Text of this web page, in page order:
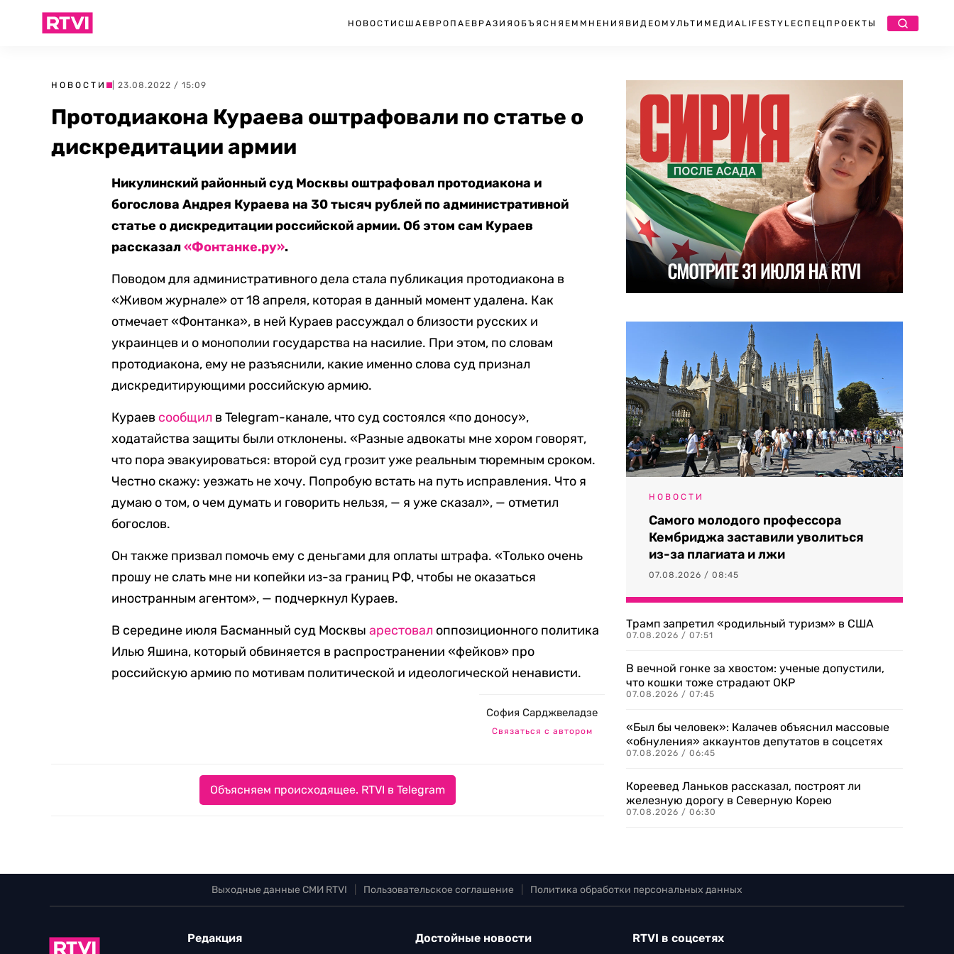
НОВОСТИ США ЕВРОПА ЕВРАЗИЯ ОБЪЯСНЯЕМ МНЕНИЯ ВИДЕО МУЛЬТИМЕДИА LIFESTYLEСПЕЦПРОЕКТЫ
НОВОСТИ | 23.08.2022 / 15:09
Протодиакона Кураева оштрафовали по статье о
дискредитации армии
Никулинский районный суд Москвы оштрафовал протодиакона и
богослова Андрея Кураева на 30 тысяч рублей по административной
статье о дискредитации российской армии. Об этом сам Кураев
рассказал«Фонтанке.ру».
Поводом для административного дела стала публикация протодиакона в
«Живом журнале» от 18 апреля, которая в данный момент удалена. Как
отмечает «Фонтанка», в ней Кураев рассуждал о близости русских и
украинцев и о монополии государства на насилие. При этом, по словам
протодиакона, ему не разъяснили, какие именно слова суд признал
дискредитирующими российскую армию.
Кураев сообщил в Telegram-канале, что суд состоялся «по доносу»,
ходатайства защиты были отклонены. «Разные адвокаты мне хором говорят,
что пора эвакуироваться: второй суд грозит уже реальным тюремным сроком.
Честно скажу: уезжать не хочу. Попробую встать на путь исправления. Что я
думаю о том, о чем думать и говорить нельзя, — я уже сказал», — отметил
богослов.
Он также призвал помочь ему с деньгами для оплаты штрафа. «Только очень
прошу не слать мне ни копейки из-за границ РФ, чтобы не оказаться
иностранным агентом», — подчеркнул Кураев.
В середине июля Басманный суд Москвыарестовал оппозиционного политика
Илью Яшина, который обвиняется в распространении «фейков» про
российскую армию по мотивам политической и идеологической ненависти.
София Сарджвеладзе
Связаться с автором
Объясняем происходящее. RTVI в Telegram
НОВОСТИ
Самого молодого профессора
Кембриджа заставили уволиться
из-за плагиата и лжи
07.08.2026 / 08:45
Трамп запретил «родильный туризм» в США
07.08.2026 / 07:51
В вечной гонке за хвостом: ученые допустили,
что кошки тоже страдают ОКР
07.08.2026 / 07:45
«Был бы человек»: Калачев объяснил массовые
«обнуления» аккаунтов депутатов в соцсетях
07.08.2026 / 06:45
Кореевед Ланьков рассказал, построят ли
железную дорогу в Северную Корею
07.08.2026 / 06:30
Выходные данные СМИ RTVI Пользовательское соглашение Политика обработки персональных данных
Редакция Достойные новости RTVI в соцсетях